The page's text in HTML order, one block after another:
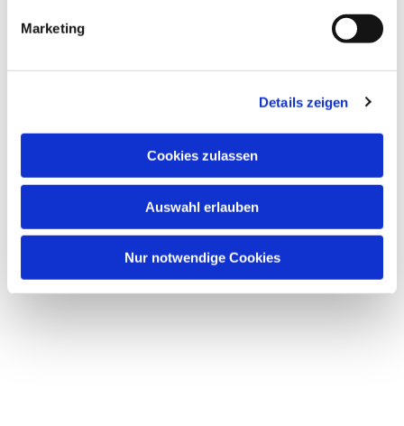
Marketing
Details zeigen
Cookies zulassen
Auswahl erlauben
Nur notwendige Cookies
Dies könnte Sie auch interessieren